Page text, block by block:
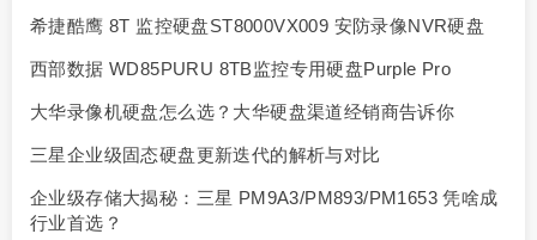
希捷酷鹰 8T 监控硬盘ST8000VX009 安防录像NVR硬盘
西部数据 WD85PURU 8TB监控专用硬盘Purple Pro
大华录像机硬盘怎么选？大华硬盘渠道经销商告诉你
三星企业级固态硬盘更新迭代的解析与对比
企业级存储大揭秘：三星 PM9A3/PM893/PM1653 凭啥成
行业首选？